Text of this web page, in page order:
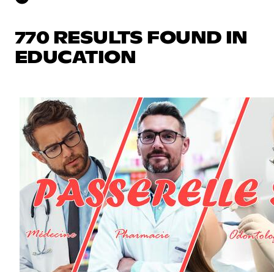
770 RESULTS FOUND IN
EDUCATION